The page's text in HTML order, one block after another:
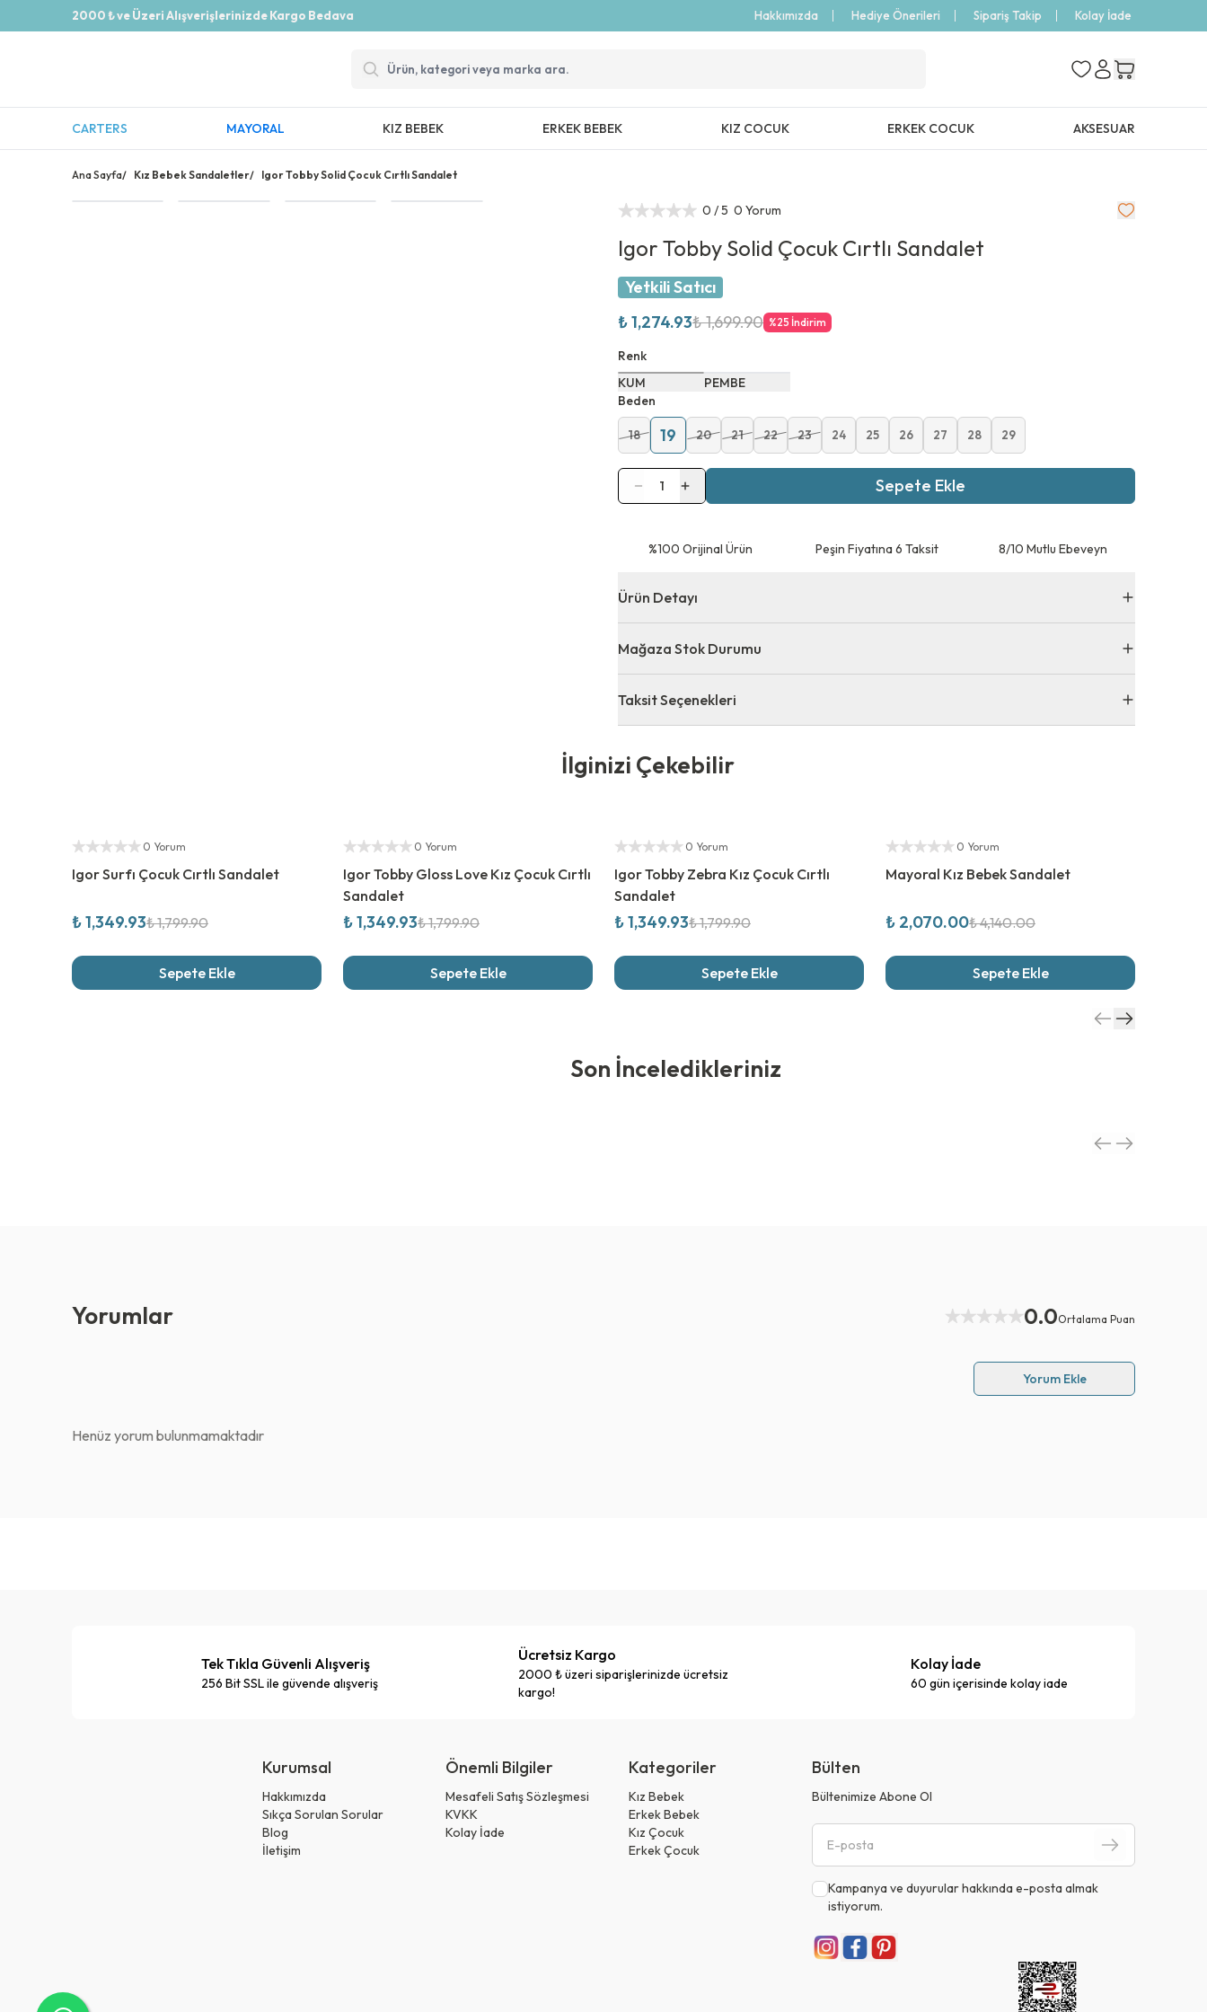
2000 ₺ ve Üzeri Alışverişlerinizde Kargo Bedava Hakkımızda Hediye Önerileri Sipariş Takip Kolay İade
CARTERS MAYORAL KIZ BEBEK ERKEK BEBEK KIZ COCUK ERKEK COCUK AKSESUAR
Ana Sayfa/ Kız Bebek Sandaletler/ Igor Tobby Solid Çocuk Cırtlı Sandalet
0 / 5 0 Yorum
Igor Tobby Solid Çocuk Cırtlı Sandalet
Yetkili Satıcı
₺ 1,274.93₺ 1,699.90 %25 İndirim
Renk
KUM
PEMBE
Beden
18 19 20 21 22 23 24 25 26 27 28 29
1 Sepete Ekle
⁠%100 Orijinal Ürün Peşin Fiyatına 6 Taksit 8/10 Mutlu Ebeveyn
Ürün Detayı
Mağaza Stok Durumu
Taksit Seçenekleri
İlginizi Çekebilir
Yetkili Satıcı
0 Yorum
Igor Surfı Çocuk Cırtlı Sandalet
₺ 1,349.93₺ 1,799.90
Sepete Ekle
Yetkili Satıcı
0 Yorum
Igor Tobby Gloss Love Kız Çocuk Cırtlı
Sandalet
₺ 1,349.93₺ 1,799.90
Sepete Ekle
Yetkili Satıcı
0 Yorum
Igor Tobby Zebra Kız Çocuk Cırtlı
Sandalet
₺ 1,349.93₺ 1,799.90
Sepete Ekle
Yetkili Satıcı
0 Yorum
Mayoral Kız Bebek Sandalet
₺ 2,070.00₺ 4,140.00
Sepete Ekle
Son İnceledikleriniz
Yorumlar 0.0Ortalama Puan
Yorum Ekle
Henüz yorum bulunmamaktadır
Tek Tıkla Güvenli Alışveriş
256 Bit SSL ile güvende alışveriş
Ücretsiz Kargo
2000 ₺ üzeri siparişlerinizde ücretsiz
kargo!
Kolay İade
60 gün içerisinde kolay iade
Kurumsal
Hakkımızda
Sıkça Sorulan Sorular
Blog
İletişim
Önemli Bilgiler
Mesafeli Satış Sözleşmesi
KVKK
Kolay İade
Kategoriler
Kız Bebek
Erkek Bebek
Kız Çocuk
Erkek Çocuk
Bülten
Bültenimize Abone Ol
Kampanya ve duyurular hakkında e-posta almak
istiyorum.